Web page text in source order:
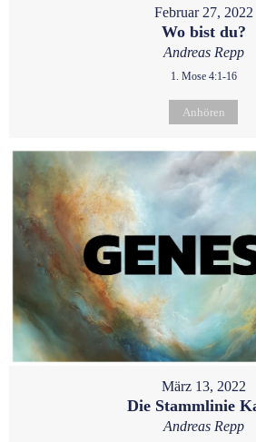
Februar 27, 2022
Wo bist du?
Andreas Repp
1. Mose 4:1-16
Anhören
März 13, 2022
Die Stammlinie
Andreas Repp